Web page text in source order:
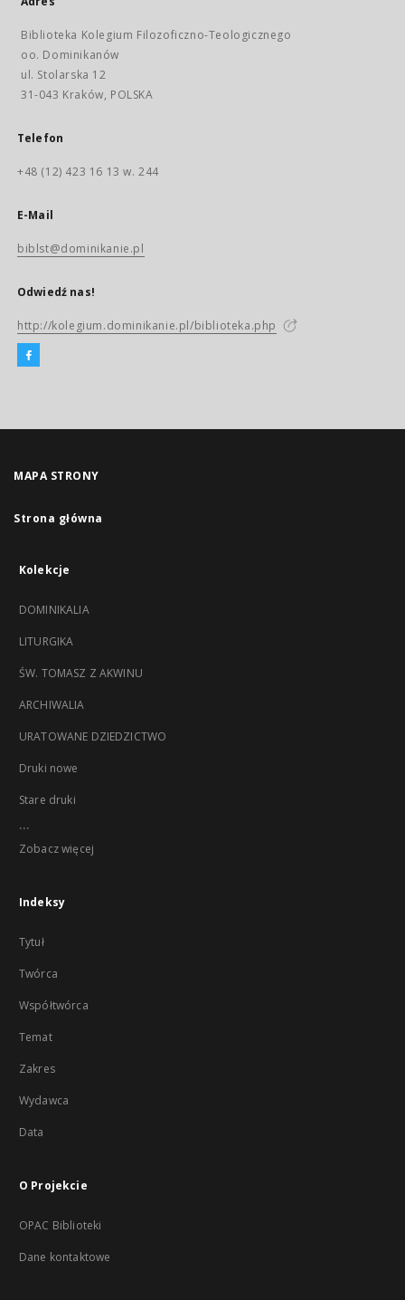
Biblioteka Kolegium Filozoficzno-Teologicznego
oo. Dominikanów
ul. Stolarska 12
31-043 Kraków, POLSKA
Telefon
+48 (12) 423 16 13 w. 244
E-Mail
biblst@dominikanie.pl
Odwiedź nas!
http://kolegium.dominikanie.pl/biblioteka.php
MAPA STRONY
Strona główna
Kolekcje
DOMINIKALIA
LITURGIKA
ŚW. TOMASZ Z AKWINU
ARCHIWALIA
URATOWANE DZIEDZICTWO
Druki nowe
Stare druki
...
Zobacz więcej
Indeksy
Tytuł
Twórca
Współtwórca
Temat
Zakres
Wydawca
Data
O Projekcie
OPAC Biblioteki
Dane kontaktowe